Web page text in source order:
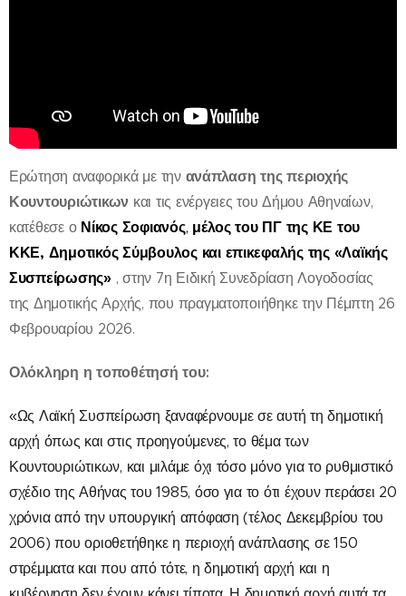
Ερώτηση αναφορικά με την ανάπλαση της περιοχής
Κουντουριώτικων και τις ενέργειες του Δήμου Αθηναίων,
κατέθεσε ο Νίκος Σοφιανός, μέλος του ΠΓ της ΚΕ του
ΚΚΕ, Δημοτικός Σύμβουλος και επικεφαλής της «Λαϊκής
Συσπείρωσης», στην 7η Ειδική Συνεδρίαση Λογοδοσίας
της Δημοτικής Αρχής, που πραγματοποιήθηκε την Πέμπτη 26
Φεβρουαρίου 2026.
Ολόκληρη η τοποθέτησή του:
«Ως Λαϊκή Συσπείρωση ξαναφέρνουμε σε αυτή τη δημοτική
αρχή όπως και στις προηγούμενες, το θέμα των
Κουντουριώτικων, και μιλάμε όχι τόσο μόνο για το ρυθμιστικό
σχέδιο της Αθήνας του 1985, όσο για το ότι έχουν περάσει 20
χρόνια από την υπουργική απόφαση (τέλος Δεκεμβρίου του
2006) που οριοθετήθηκε η περιοχή ανάπλασης σε 150
στρέμματα και που από τότε, η δημοτική αρχή και η